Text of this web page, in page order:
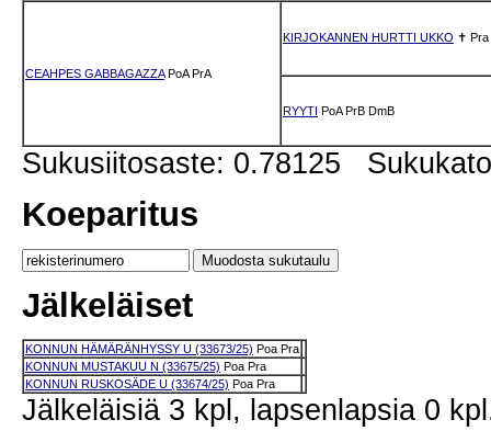
CEAHPES GABBAGAZZA PoA PrA
KIRJOKANNEN HURTTI UKKO ✝ Pra
RYYTI PoA PrB DmB
Sukusiitosaste: 0.78125
Koeparitus
Jälkeläiset
KONNUN HÄMÄRÄNHYSSY U (33673/25) Poa Pra
KONNUN MUSTAKUU N (33675/25) Poa Pra
KONNUN RUSKOSÄDE U (33674/25) Poa Pra
Jälkeläisiä 3 kpl, lapsenlapsia 0